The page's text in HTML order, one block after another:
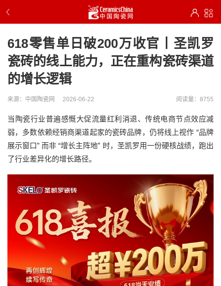
618零售单日破200万收官丨圣凯罗
瓷砖的线上能力，正在重构瓷砖渠道
的增长逻辑
来源：中国陶瓷网 2026-06-22 阅读量：8755
当陶瓷行业普遍感慨大促流量红利消退、传统电商节点效应减
弱，多数依赖经销商渠道起家的瓷砖品牌，仍将线上视作 “品牌
展示窗口” 而非 “增长主阵地” 时，圣凯罗用一份硬核战绩，跑出
了行业差异化的增长路径。